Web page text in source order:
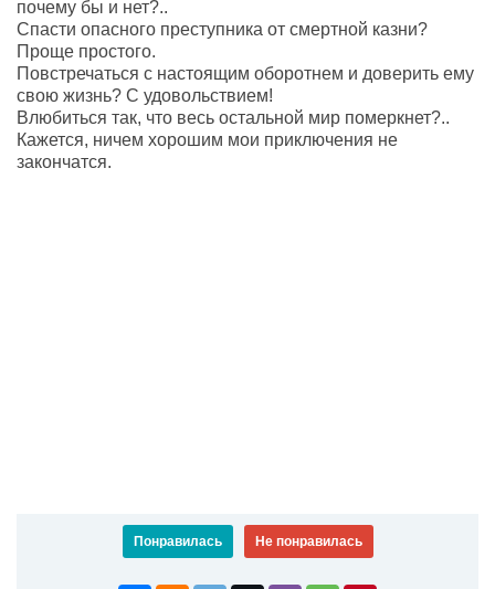
почему бы и нет?..
Спасти опасного преступника от смертной казни?
Проще простого.
Повстречаться с настоящим оборотнем и доверить ему
свою жизнь? С удовольствием!
Влюбиться так, что весь остальной мир померкнет?..
Кажется, ничем хорошим мои приключения не
закончатся.
Понравилась Не понравилась